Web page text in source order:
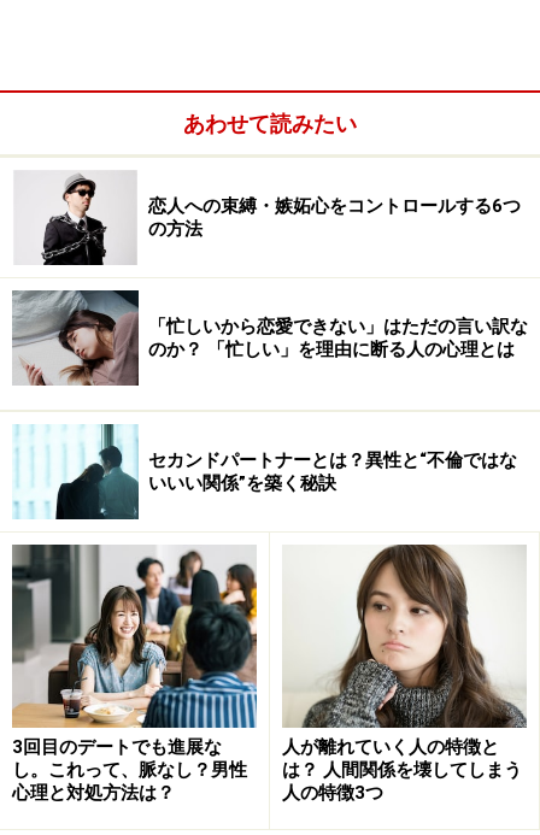
でも基本、人付き合いは「類は友を呼ぶもの」なので、
自分にメリットがあると思っている相手も、同じく「こ
の人と付き合うと、自分が得をする」と考えて付き合っ
ていることも多いものです。
そういう相手は、あなたと付き合うことにメリットを感
じなくなったら、表向きは友達のフリをしていても、会
えなくなってしまうことも多いでしょう。だから、転職
をしたり、社会的地位を失ったりすると、友達だと思っ
ていた人が、周りからいなくなることが多いのです。
本当の友達付き合いというのは、「自分の損得は関係な
く、相手の幸せを願うこと」でもあります。その愛情が
あわせて読みたい
恋人への束縛・嫉妬心をコントロールする6つ
の方法
「忙しいから恋愛できない」はただの言い訳な
のか？ 「忙しい」を理由に断る人の心理とは
セカンドパートナーとは？異性と“不倫ではな
いいい関係”を築く秘訣
3回目のデートでも進展な
し。これって、脈なし？男性
心理と対処方法は？
人が離れていく人の特徴と
は？ 人間関係を壊してしまう
人の特徴3つ